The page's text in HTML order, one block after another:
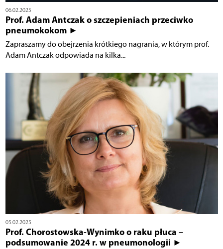
06.02.2025
Prof. Adam Antczak o szczepieniach przeciwko
pneumokokom ►
Zapraszamy do obejrzenia krótkiego nagrania, w którym prof.
Adam Antczak odpowiada na kilka...
05.02.2025
Prof. Chorostowska-Wynimko o raku płuca –
podsumowanie 2024 r. w pneumonologii ►